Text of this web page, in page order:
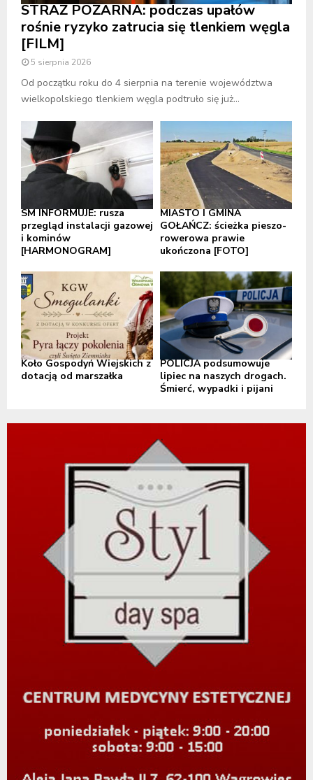
STRAŻ POŻARNA: podczas upałów
rośnie ryzyko zatrucia się tlenkiem węgla
[FILM]
5 sierpnia 2026
Od początku roku do 4 sierpnia na terenie województwa
wielkopolskiego tlenkiem węgla podtruło się już...
SM INFORMUJE: rusza
przegląd instalacji gazowej
i kominów
[HARMONOGRAM]
MIASTO I GMINA
GOŁAŃCZ: ścieżka pieszo-
rowerowa prawie
ukończona [FOTO]
Koło Gospodyń Wiejskich z
dotacją od marszałka
POLICJA podsumowuje
lipiec na naszych drogach.
Śmierć, wypadki i pijani